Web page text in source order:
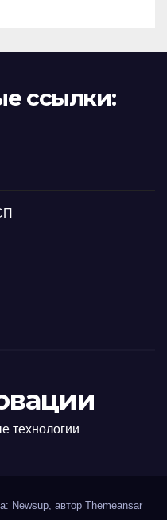
ссылки:
технологии
Newsup, автор Themeansar